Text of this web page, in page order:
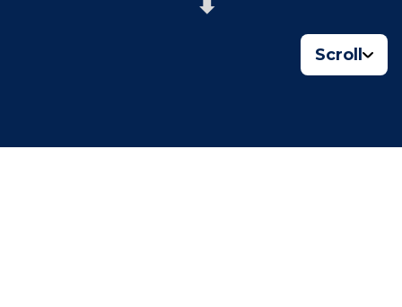
Scroll